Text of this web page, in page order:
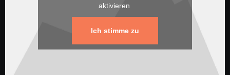
aktivieren
Ich stimme zu